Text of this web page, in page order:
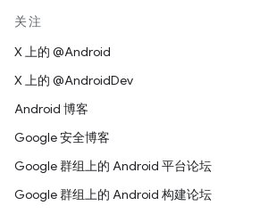
关注
X 上的 @Android
X 上的 @AndroidDev
Android 博客
Google 安全博客
Google 群组上的 Android 平台论坛
Google 群组上的 Android 构建论坛